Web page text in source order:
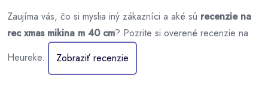
Zaujíma vás, čo si myslia iný zákazníci a aké sú recenzie na
rec xmas mikina m 40 cm? Pozrite si overené recenzie na
Heureke.
Zobraziť recenzie